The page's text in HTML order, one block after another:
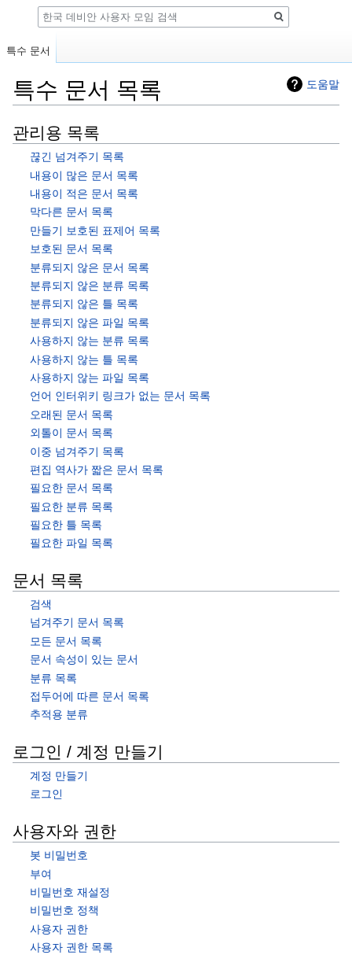
도움말
특수 문서 목록
둘
러
검
색
관리용 목록
끊긴 넘겨주기 목록
내용이 많은 문서 목록
내용이 적은 문서 목록
막다른 문서 목록
만들기 보호된 표제어 목록
보호된 문서 목록
분류되지 않은 문서 목록
분류되지 않은 분류 목록
분류되지 않은 틀 목록
분류되지 않은 파일 목록
사용하지 않는 분류 목록
사용하지 않는 틀 목록
사용하지 않는 파일 목록
언어 인터위키 링크가 없는 문서 목록
오래된 문서 목록
외톨이 문서 목록
이중 넘겨주기 목록
편집 역사가 짧은 문서 목록
필요한 문서 목록
필요한 분류 목록
필요한 틀 목록
필요한 파일 목록
문서 목록
검색
넘겨주기 문서 목록
모든 문서 목록
문서 속성이 있는 문서
분류 목록
접두어에 따른 문서 목록
추적용 분류
로그인 / 계정 만들기
계정 만들기
로그인
사용자와 권한
봇 비밀번호
부여
비밀번호 재설정
비밀번호 정책
사용자 권한
사용자 권한 목록
특수 문서